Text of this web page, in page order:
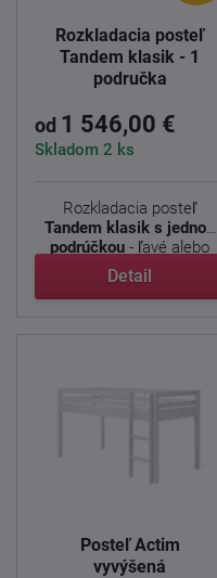
Rozkladacia posteľ
Tandem klasik - 1
područka
od 1 546,00 €
Skladom 2 ks
Rozkladacia posteľ
Tandem klasik s jednou
podrúčkou - ľavé alebo
pravé ...
Detail
Posteľ Actim
vyvýšená